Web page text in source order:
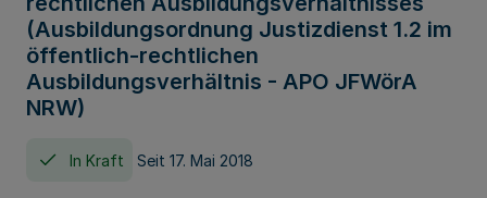
(Ausbildungsordnung Justizdienst 1.2 im
öffentlich-rechtlichen
Ausbildungsverhältnis - APO JFWörA
NRW)
In Kraft Seit 17. Mai 2018